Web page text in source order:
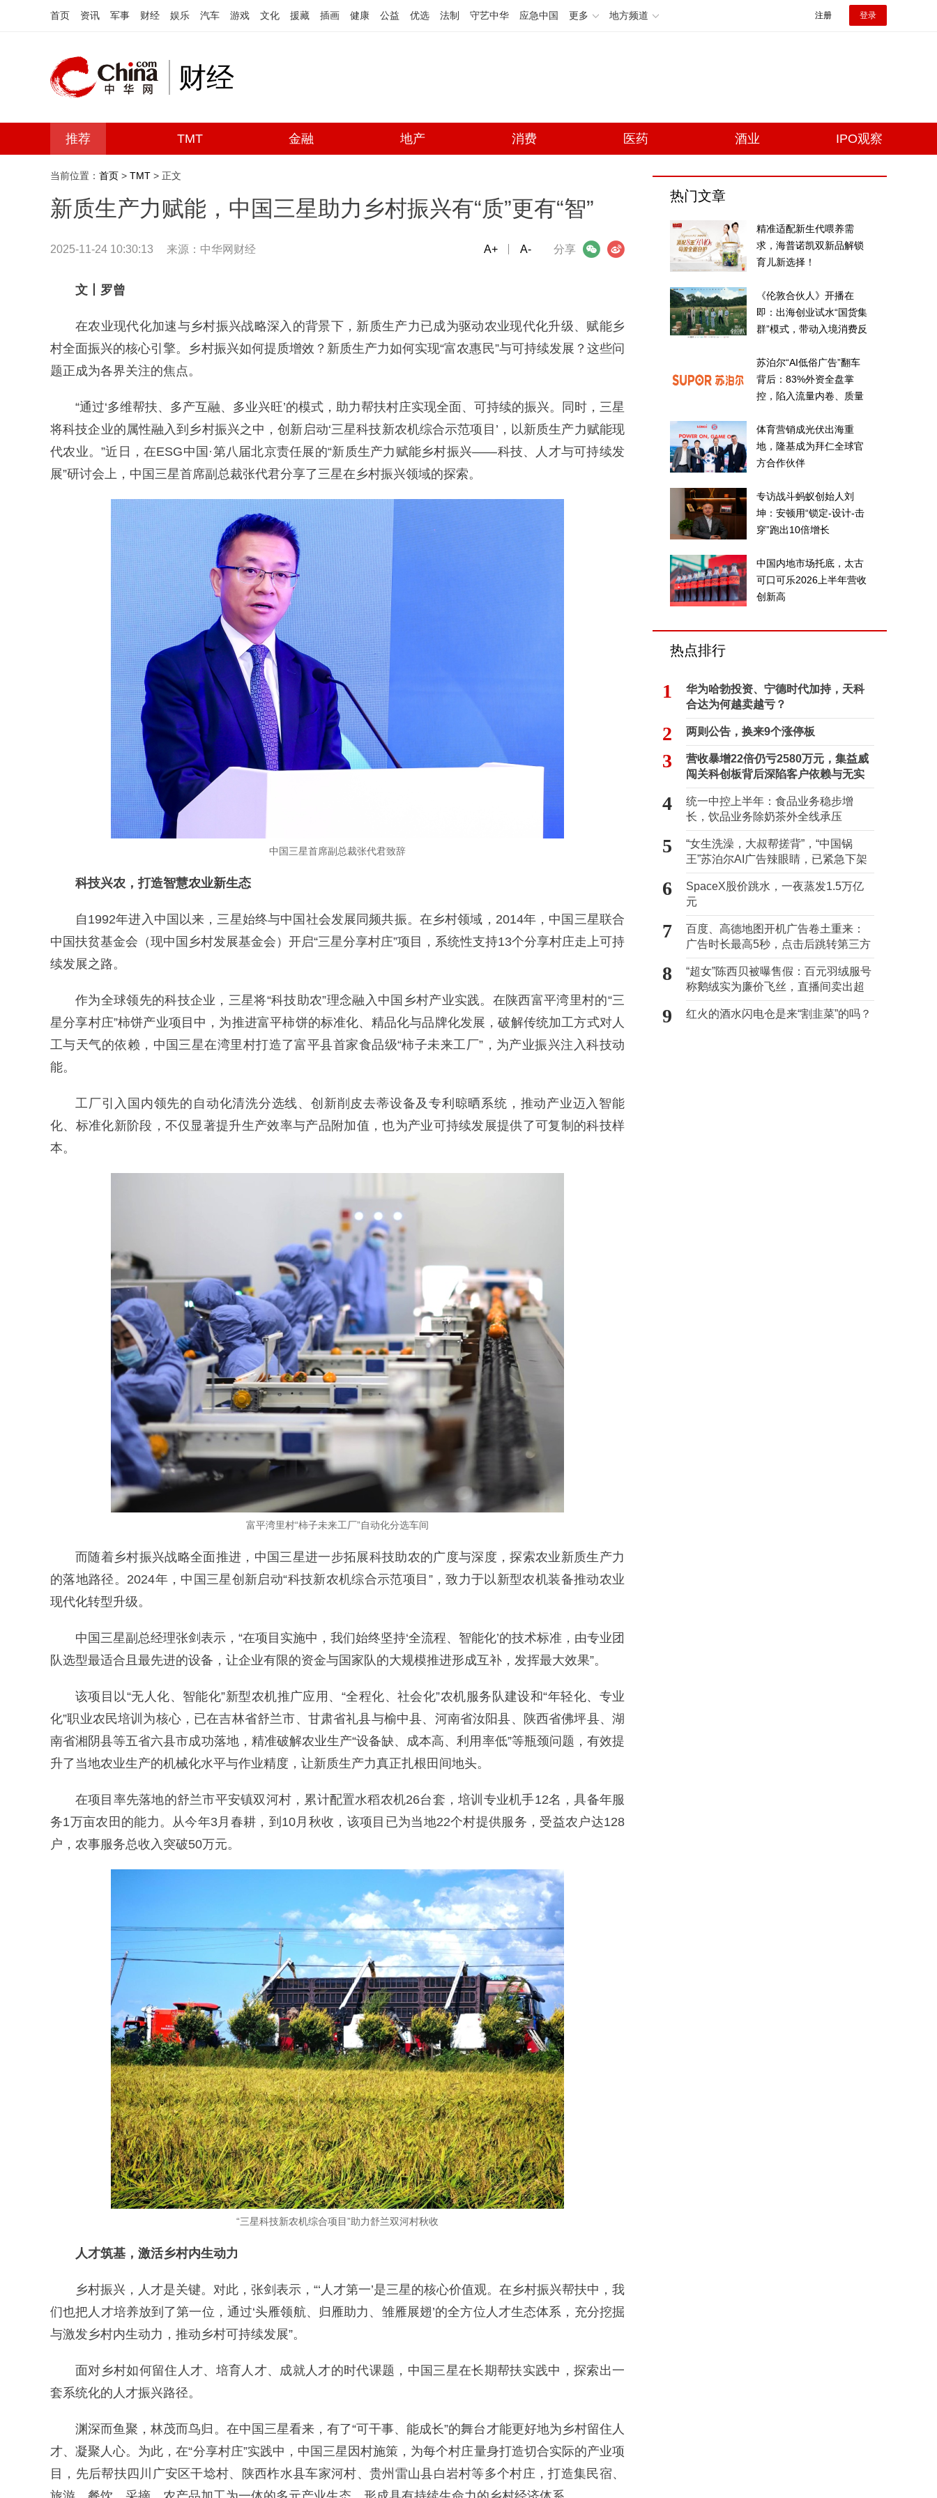
首页 资讯 军事 财经 娱乐 汽车 游戏 文化 援藏 插画 健康 公益 优选 法制 守艺中华 应急中国 更多 地方频道 注册 登录
财经
推荐 TMT 金融 地产 消费 医药 酒业 IPO观察
当前位置： 首页 > TMT > 正文
新质生产力赋能，中国三星助力乡村振兴有“质”更有“智”
2025-11-24 10:30:13 来源：中华网财经 分享
微信 微博
A+ A-
文丨罗曾
在农业现代化加速与乡村振兴战略深入的背景下，新质生产力已成为驱动农业现代化升级、赋能乡
村全面振兴的核心引擎。乡村振兴如何提质增效？新质生产力如何实现“富农惠民”与可持续发展？这些问
题正成为各界关注的焦点。
“通过‘多维帮扶、多产互融、多业兴旺’的模式，助力帮扶村庄实现全面、可持续的振兴。同时，三星
将科技企业的属性融入到乡村振兴之中，创新启动‘三星科技新农机综合示范项目’，以新质生产力赋能现
代农业。”近日，在ESG中国·第八届北京责任展的“新质生产力赋能乡村振兴——科技、人才与可持续发
展”研讨会上，中国三星首席副总裁张代君分享了三星在乡村振兴领域的探索。
中国三星首席副总裁张代君致辞
科技兴农，打造智慧农业新生态
自1992年进入中国以来，三星始终与中国社会发展同频共振。在乡村领域，2014年，中国三星联合
中国扶贫基金会（现中国乡村发展基金会）开启“三星分享村庄”项目，系统性支持13个分享村庄走上可持
续发展之路。
作为全球领先的科技企业，三星将“科技助农”理念融入中国乡村产业实践。在陕西富平湾里村的“三
星分享村庄”柿饼产业项目中，为推进富平柿饼的标准化、精品化与品牌化发展，破解传统加工方式对人
工与天气的依赖，中国三星在湾里村打造了富平县首家食品级“柿子未来工厂”，为产业振兴注入科技动
能。
工厂引入国内领先的自动化清洗分选线、创新削皮去蒂设备及专利晾晒系统，推动产业迈入智能
化、标准化新阶段，不仅显著提升生产效率与产品附加值，也为产业可持续发展提供了可复制的科技样
本。
富平湾里村“柿子未来工厂”自动化分选车间
而随着乡村振兴战略全面推进，中国三星进一步拓展科技助农的广度与深度，探索农业新质生产力
的落地路径。2024年，中国三星创新启动“科技新农机综合示范项目”，致力于以新型农机装备推动农业
现代化转型升级。
中国三星副总经理张剑表示，“在项目实施中，我们始终坚持‘全流程、智能化’的技术标准，由专业团
队选型最适合且最先进的设备，让企业有限的资金与国家队的大规模推进形成互补，发挥最大效果”。
该项目以“无人化、智能化”新型农机推广应用、“全程化、社会化”农机服务队建设和“年轻化、专业
化”职业农民培训为核心，已在吉林省舒兰市、甘肃省礼县与榆中县、河南省汝阳县、陕西省佛坪县、湖
南省湘阴县等五省六县市成功落地，精准破解农业生产“设备缺、成本高、利用率低”等瓶颈问题，有效提
升了当地农业生产的机械化水平与作业精度，让新质生产力真正扎根田间地头。
在项目率先落地的舒兰市平安镇双河村，累计配置水稻农机26台套，培训专业机手12名，具备年服
务1万亩农田的能力。从今年3月春耕，到10月秋收，该项目已为当地22个村提供服务，受益农户达128
户，农事服务总收入突破50万元。
“三星科技新农机综合项目”助力舒兰双河村秋收
人才筑基，激活乡村内生动力
乡村振兴，人才是关键。对此，张剑表示，“‘人才第一’是三星的核心价值观。在乡村振兴帮扶中，我
们也把人才培养放到了第一位，通过‘头雁领航、归雁助力、雏雁展翅’的全方位人才生态体系，充分挖掘
与激发乡村内生动力，推动乡村可持续发展”。
面对乡村如何留住人才、培育人才、成就人才的时代课题，中国三星在长期帮扶实践中，探索出一
套系统化的人才振兴路径。
渊深而鱼聚，林茂而鸟归。在中国三星看来，有了“可干事、能成长”的舞台才能更好地为乡村留住人
才、凝聚人心。为此，在“分享村庄”实践中，中国三星因村施策，为每个村庄量身打造切合实际的产业项
目，先后帮扶四川广安区干埝村、陕西柞水县车家河村、贵州雷山县白岩村等多个村庄，打造集民宿、
热门文章
精准适配新生代喂养需
求，海普诺凯双新品解锁
育儿新选择！
《伦敦合伙人》开播在
即：出海创业试水“国货集
群”模式，带动入境消费反
苏泊尔“AI低俗广告”翻车
背后：83%外资全盘掌
控，陷入流量内卷、质量
体育营销成光伏出海重
地，隆基成为拜仁全球官
方合作伙伴
专访战斗蚂蚁创始人刘
坤：安顿用“锁定-设计-击
穿”跑出10倍增长
中国内地市场托底，太古
可口可乐2026上半年营收
创新高
热点排行
1
华为哈勃投资、宁德时代加持，天科
合达为何越卖越亏？
2 两则公告，换来9个涨停板
3
营收暴增22倍仍亏2580万元，集益威
闯关科创板背后深陷客户依赖与无实
控人困局
4
统一中控上半年：食品业务稳步增
长，饮品业务除奶茶外全线承压
5
“女生洗澡，大叔帮搓背”，“中国锅
王”苏泊尔AI广告辣眼睛，已紧急下架
6
SpaceX股价跳水，一夜蒸发1.5万亿
元
7
百度、高德地图开机广告卷土重来：
广告时长最高5秒，点击后跳转第三方
8
“超女”陈西贝被曝售假：百元羽绒服号
称鹅绒实为廉价飞丝，直播间卖出超
百万元
9 红火的酒水闪电仓是来“割韭菜”的吗？